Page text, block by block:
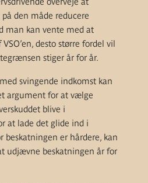
den måde reducere
man kan vente med at
desto større fordel vil
stiger år for år.
svingende indkomst kan
argument for at vælge
blive i
at lade det glide ind i
beskatningen er hårdere, kan
udjævne beskatningen år for